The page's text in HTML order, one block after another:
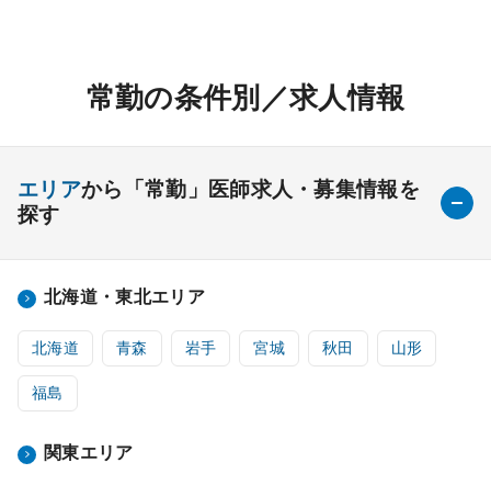
常勤の条件別／求人情報
エリアから「常勤」医師求人・募集情報を
探す
北海道・東北エリア
北海道 青森 岩手 宮城 秋田 山形
福島
関東エリア